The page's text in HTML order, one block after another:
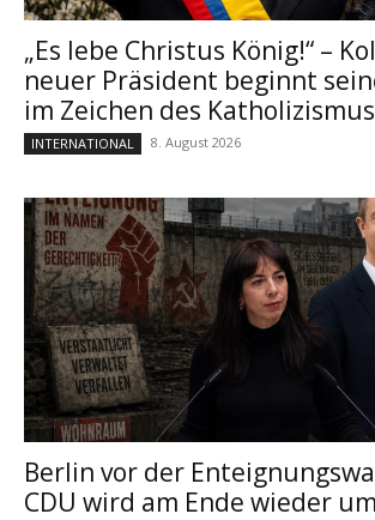
„Es lebe Christus König!“ –
neuer Präsident beginnt
im Zeichen des Katholizismus
INTERNATIONAL 8. August 2026
Berlin vor der
CDU wird am Ende wieder